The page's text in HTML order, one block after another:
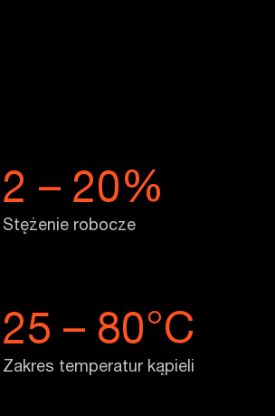
2 – 20%
Stężenie robocze
25 – 80°C
Zakres temperatur kąpieli